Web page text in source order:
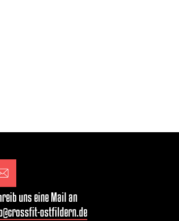
uns eine Mail an
ostfildern.de